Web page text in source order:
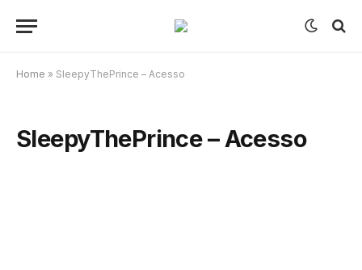
Home » SleepyThePrince – Acesso
SleepyThePrince – Acesso